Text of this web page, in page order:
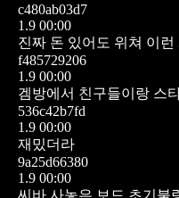
c480ab03d7
1.9 00:00
진짜 돈 있어도 위쳐 이
f485729206
1.9 00:00
겜방에서 친구들이랑 스
536c42b7fd
1.9 00:00
재밌더라
9a25d66380
1.9 00:00
씨바 사놓은 보드 초기불